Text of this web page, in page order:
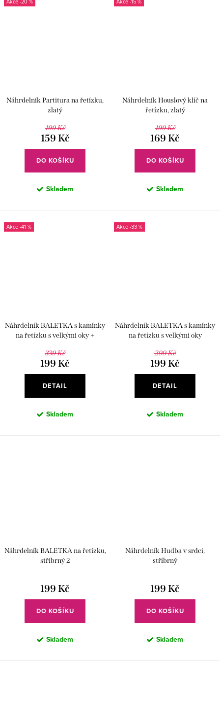
Náhrdelník Partitura na řetízku,
zlatý
199 Kč
159 Kč
DO KOŠÍKU
Skladem
Náhrdelník Houslový klíč na
řetízku, zlatý
199 Kč
169 Kč
DO KOŠÍKU
Skladem
-41 %
Náhrdelník BALETKA s kamínky
na řetízku s velkými oky +
339 Kč
199 Kč
DETAIL
Skladem
-33 %
Náhrdelník BALETKA s kamínky
na řetízku s velkými oky
299 Kč
199 Kč
DETAIL
Skladem
Náhrdelník BALETKA na řetízku,
stříbrný 2
199 Kč
DO KOŠÍKU
Skladem
Náhrdelník Hudba v srdci,
stříbrný
199 Kč
DO KOŠÍKU
Skladem